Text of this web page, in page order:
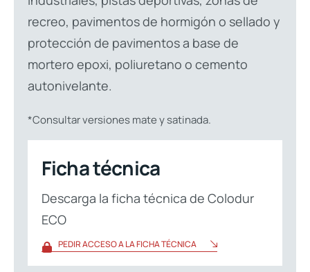
recreo, pavimentos de hormigón o sellado y
protección de pavimentos a base de
mortero epoxi, poliuretano o cemento
autonivelante.
*Consultar versiones mate y satinada.
Ficha técnica
Descarga la ficha técnica de Colodur
ECO
PEDIR ACCESO A LA FICHA TÉCNICA